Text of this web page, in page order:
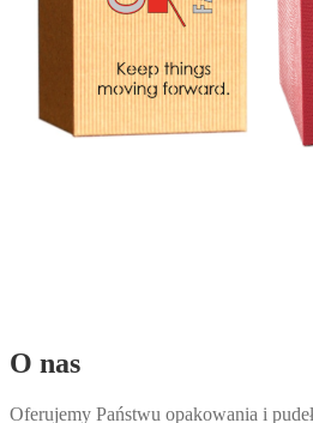
O nas
Oferujemy Państwu opakowania i